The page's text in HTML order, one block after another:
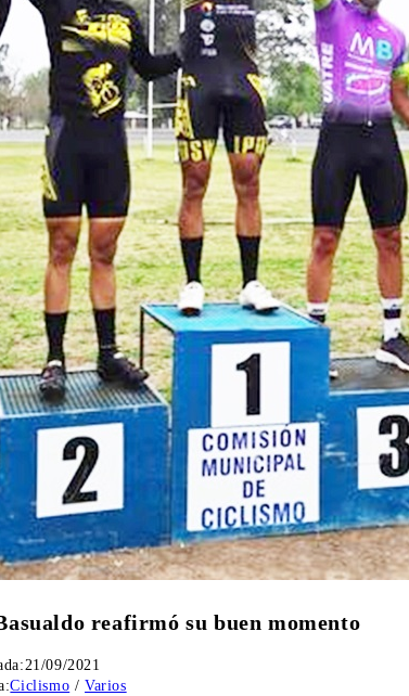
reafirmó su buen momento
21/09/2021
Ciclismo / Varios